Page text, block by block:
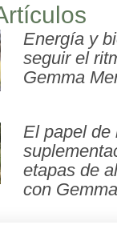
Energía y
seguir el
Gemma
El papel de
etapas de
con